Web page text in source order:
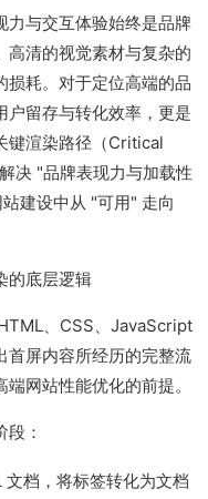
力与交互体验始终是品牌
高清的视觉素材与复杂的
损耗。对于定位高端的品
户留存与转化效率，更是
键渲染路径（Critical
决 "品牌表现力与加载性
建设中从 "可用" 走向
的底层逻辑
、CSS、JavaScript
首屏内容所经历的完整流
网站性能优化的前提。
：
文档，将标签转化为文档